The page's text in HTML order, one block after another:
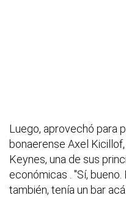
Luego, aprovechó para
bonaerense Axel
Keynes, una de sus
económicas . "Sí,
también, tenía un bar